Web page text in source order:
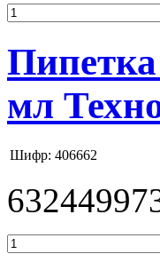
мл
Шифр: 406662